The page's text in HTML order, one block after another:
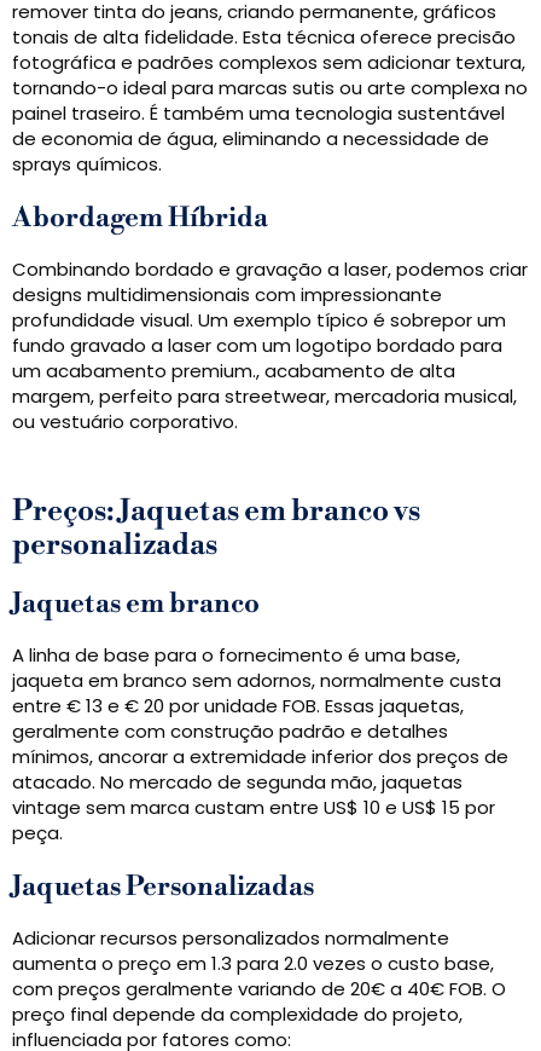
remover tinta do jeans, criando permanente, gráficos
tonais de alta fidelidade. Esta técnica oferece precisão
fotográfica e padrões complexos sem adicionar textura,
tornando-o ideal para marcas sutis ou arte complexa no
painel traseiro. É também uma tecnologia sustentável
de economia de água, eliminando a necessidade de
sprays químicos.
Abordagem Híbrida
Combinando bordado e gravação a laser, podemos criar
designs multidimensionais com impressionante
profundidade visual. Um exemplo típico é sobrepor um
fundo gravado a laser com um logotipo bordado para
um acabamento premium., acabamento de alta
margem, perfeito para streetwear, mercadoria musical,
ou vestuário corporativo.
Preços: Jaquetas em branco vs
personalizadas
Jaquetas em branco
A linha de base para o fornecimento é uma base,
jaqueta em branco sem adornos, normalmente custa
entre € 13 e € 20 por unidade FOB. Essas jaquetas,
geralmente com construção padrão e detalhes
mínimos, ancorar a extremidade inferior dos preços de
atacado. No mercado de segunda mão, jaquetas
vintage sem marca custam entre US$ 10 e US$ 15 por
peça.
Jaquetas Personalizadas
Adicionar recursos personalizados normalmente
aumenta o preço em 1.3 para 2.0 vezes o custo base,
com preços geralmente variando de 20€ a 40€ FOB. O
preço final depende da complexidade do projeto,
influenciada por fatores como: